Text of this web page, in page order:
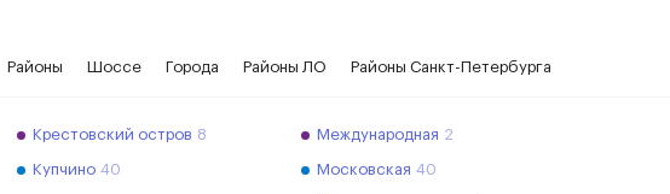
Районы Шоссе Города Районы ЛО Районы Санкт-Петербурга
Крестовский остров 8
Купчино 40
Международная 2
Московская 40